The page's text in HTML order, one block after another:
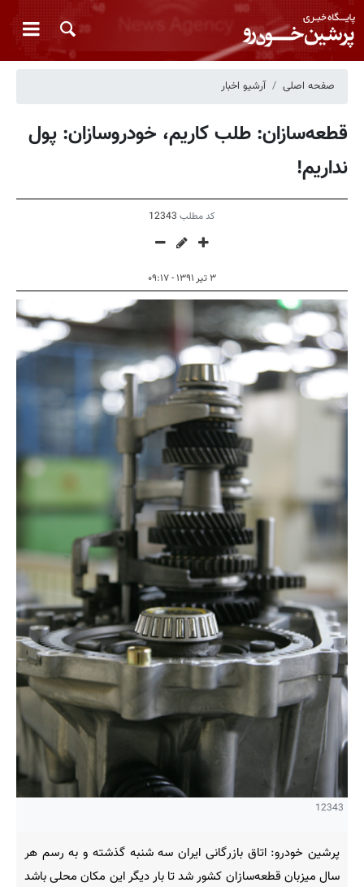
صفحه اصلی آرشیو اخبار
قطعه‌سازان: طلب کاریم، خودروسازان: پول
نداریم!
کد مطلب 12343
۳ تیر ۱۳۹۱ - ۰۹:۱۷
12343
پرشین خودرو: اتاق بازرگانی ایران سه شنبه گذشته و به رسم هر
سال میزبان قطعه‌سازان کشور شد تا بار دیگر این مکان محلی باشد